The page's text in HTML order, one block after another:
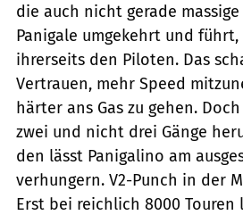
die auch nicht gerade massige
Panigale umgekehrt und
ihrerseits den Piloten. Das
Vertrauen, mehr Speed
härter ans Gas zu gehen.
zwei und nicht drei Gänge
den lässt Panigalino am
verhungern. V2-Punch in der
Erst bei reichlich 8000 Touren